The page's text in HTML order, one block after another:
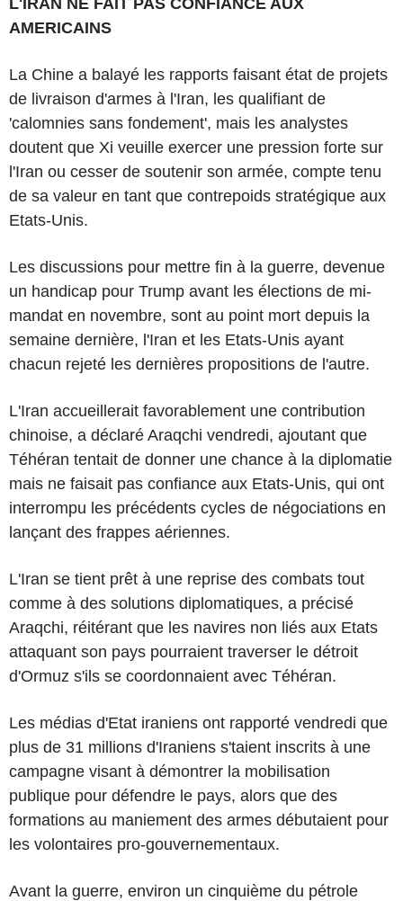
AMERICAINS
La Chine a balayé les rapports faisant état de projets
de livraison d'armes à l'Iran, les qualifiant de
'calomnies sans fondement', mais les analystes
doutent que Xi veuille exercer une pression forte sur
l'Iran ou cesser de soutenir son armée, compte tenu
de sa valeur en tant que contrepoids stratégique aux
Etats-Unis.
Les discussions pour mettre fin à la guerre, devenue
un handicap pour Trump avant les élections de mi-
mandat en novembre, sont au point mort depuis la
semaine dernière, l'Iran et les Etats-Unis ayant
chacun rejeté les dernières propositions de l'autre.
L'Iran accueillerait favorablement une contribution
chinoise, a déclaré Araqchi vendredi, ajoutant que
Téhéran tentait de donner une chance à la diplomatie
mais ne faisait pas confiance aux Etats-Unis, qui ont
interrompu les précédents cycles de négociations en
lançant des frappes aériennes.
L'Iran se tient prêt à une reprise des combats tout
comme à des solutions diplomatiques, a précisé
Araqchi, réitérant que les navires non liés aux Etats
attaquant son pays pourraient traverser le détroit
d'Ormuz s'ils se coordonnaient avec Téhéran.
Les médias d'Etat iraniens ont rapporté vendredi que
plus de 31 millions d'Iraniens s'taient inscrits à une
campagne visant à démontrer la mobilisation
publique pour défendre le pays, alors que des
formations au maniement des armes débutaient pour
les volontaires pro-gouvernementaux.
Avant la guerre, environ un cinquième du pétrole